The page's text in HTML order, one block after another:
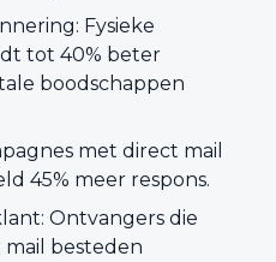
Fysieke
tot 40% beter
boodschappen
met direct mail
45% meer respons.
Ontvangers die
besteden